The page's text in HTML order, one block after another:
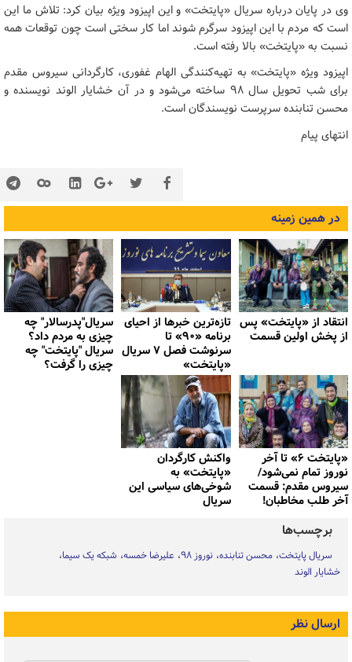
وی در پایان درباره سریال «پایتخت» و این اپیزود ویژه بیان کرد: تلاش ما این
است که مردم با این اپیزود سرگرم شوند اما کار سختی است چون توقعات همه
نسبت به «پایتخت» بالا رفته است.
اپیزود ویژه «پایتخت» به تهیه‌کنندگی الهام غفوری، کارگردانی سیروس مقدم
برای شب تحویل سال ۹۸ ساخته می‌شود و در آن خشایار الوند نویسنده و
محسن تنابنده سرپرست نویسندگان است.
انتهای پیام
در همین زمینه
انتقاد از «پایتخت» پس
از پخش اولین قسمت
تازه‌ترین خبرها از احیای
برنامه «۹۰» تا
سرنوشت فصل ۷ سریال
«پایتخت»
سریال"پدرسالار" چه
چیزی به مردم داد؟
سریال "پایتخت" چه
چیزی را گرفت؟
«پایتخت ۶» تا آخر
نوروز تمام نمی‌شود/
سیروس مقدم: قسمت
آخر طلب مخاطبان!
واکنش کارگردان
«پایتخت» به
شوخی‌های سیاسی این
سریال
برچسب‌ها
سریال پایتخت محسن تنابنده نوروز ۹۸ علیرضا خمسه شبکه یک سیما
خشایار الوند
ارسال نظر